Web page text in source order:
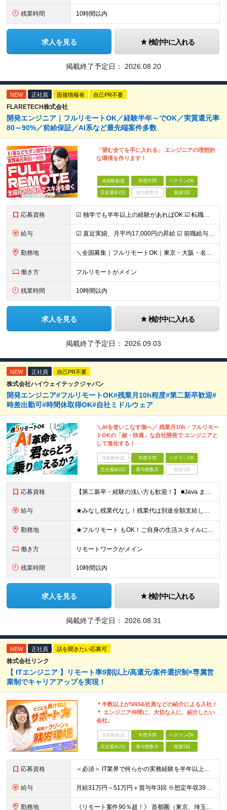
残業時間 10時間以内
求人を見る 検討中に入れる
掲載終了予定日： 2026.08.20
NEW 正社員 面接情報有 自己PR不要
FLARETECH株式会社
開発エンジニア｜フルリモートOK／経験半年～でOK／実質還元率
80～90%／前給保証／AI系など最先端案件多数
「望む全てを手に入れる」 エンジニアの理想的
な環境を作ります！
未経験歓迎 学歴不問 ベテランOK
完全週休2日 賞与複数月 面接1回
応募資格 ☑︎ 独学でも半年以上の経験があればOK ☑︎ 転職回数・ブランク不問 ☑︎ 学歴不問 ☑︎ スキルチェンジ可 下記いずれかの実務経験をお持ちの方 ■システム開発 ┗言語・工程・業界・ジャンルなどは
給与 ☑︎ 直近実績、月平均17,000円の昇給 ☑︎ 前職給与100%保証 ☑︎ 実質還元率80～90% ☑︎ 待機時も給与は満額支給 月給35万円～70万円＋交通費など各種手当 ※想定年収：4,200
勤務地 ＼全国募集｜フルリモートOK｜東京・大阪・名古屋エリアは出社案件も豊富／ 【1】フルリモートの場合…全国各地にて完全在宅勤務が可能！強制的な出社日もありません。 【2】出社の場合…本社、大阪支店、も
働き方 フルリモートがメイン
残業時間 10時間以内
求人を見る 検討中に入れる
掲載終了予定日： 2026.09.03
NEW 正社員 自己PR不要
株式会社ハイウェイテックジャパン
開発エンジニア#フルリモートOK#残業月10h程度#第二新卒歓迎#
時差出勤可#時間休取得OK#自社ミドルウェア
＼AIを使いこなす側へ／ 残業月10h・フルリモー
トOKの「超・快適」な自社開発で エンジニアと
して進化する！
未経験歓迎 学歴不問 ベテランOK
完全週休2日 賞与複数月 面接1回
応募資格 【第二新卒・経験の浅い方も歓迎！】 ■Java または .NET（C#等）を用いたWebシステム開発経験がある方 ※学歴不問・ブランクのある方も歓迎！ ＼こんな方にピッタリの環境です！／ ★AI（C
給与 ★みなし残業代なし！残業代は別途全額支給します◎ ★リモート用のノートPCの支給あり ★賞与年2回＆毎年昇給しているメンバーも！ ★想定年収400万円～600万円 【月給】28万5,000円〜42万
勤務地 ★フルリモート もOK！ご自身の生活スタイルに合わせて選択可能です◎ ★転勤なし＆「赤羽橋」から徒歩3分の駅チカ 【本社】東京都港区三田1-4-28 三田国際ビル18F ＼18階から見えるダイナミ
働き方 リモートワークがメイン
残業時間 10時間以内
求人を見る 検討中に入れる
掲載終了予定日： 2026.08.31
NEW 正社員 話を聞きたい応募可
株式会社リンク
【 ITエンジニア 】リモート率9割以上/高還元/案件選択制×専属営
業制でキャリアアップを実現！
＊半数以上がSNS&社員などの紹介による入社！
＊ エンジニア仲間に、大切な人に、紹介したい
会社。
未経験歓迎 学歴不問 ベテランOK
完全週休2日 賞与複数月 面接1回
応募資格 ＜必須＞ IT業界で何らかの実務経験を半年以上お持ちの方（使用言語不問） ＜こんなご希望があれば、ぜひ当社にご相談ください＞ ◎ スキルや成果にしっかり見合った給与を受け取りたい ◎ 残業を
給与 月給31万円～51万円＋賞与年3回 ※想定年収394万円～1,032万円 ★年間300万円の賞与実績あり ★平均昇給額3万円 ★エンジニアへの還元率75％（実質78.9%） ※経験・能力を考慮し
勤務地 《リモート案件90％超！》 首都圏（東京、埼玉、千葉、神奈川）、大阪、名古屋、福岡のプロジェクト先やリモートでの勤務となります。 ※面接から入社まで全てオンラインで完結できます！ ※帰社日自